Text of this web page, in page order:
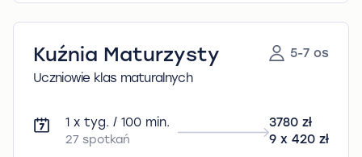
Kuźnia Maturzysty 5-7 os
Uczniowie klas maturalnych
1 x tyg. / 100 min.
27 spotkań
3780 zł
9 x 420 zł